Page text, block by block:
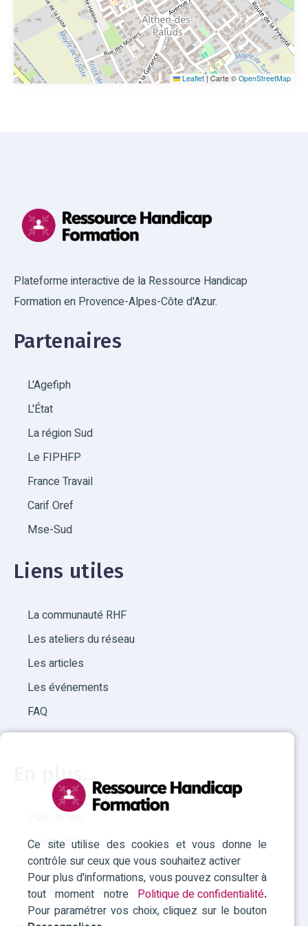
Ce site utilise des cookies et vous donne le
contrôle sur ceux que vous souhaitez activer
Pour plus d'informations, vous pouvez consulter à
tout moment notre Politique de confidentialité.
Pour paramétrer vos choix, cliquez sur le bouton
Leaflet |Carte © OpenStreetMap
Plateforme interactive de la Ressource Handicap
Formation en Provence-Alpes-Côte d'Azur.
Partenaires
L'Agefiph
L'État
La région Sud
Le FIPHFP
France Travail
Carif Oref
Mse-Sud
Liens utiles
La communauté RHF
Les ateliers du réseau
Les articles
Les événements
FAQ
En plus...
Plan du site
Accessibilité
Mentions légales
Politique des cookies